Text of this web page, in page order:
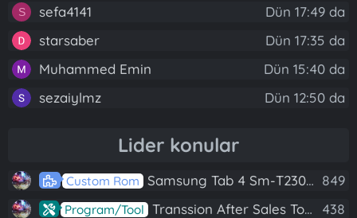
S sefa4141
Dün 17:49 da
starsaber
Dün 17:35 da
Muhammed Emin
Dün 15:40 da
sezaiylmz
Dün 12:50 da
Lider konular
Custom Rom Samsung Tab 4 Sm-T230 Android 7.1 Stabil Eba Destekli Yazılım 849
Program/Tool Transsion After Sales Tool V1.5.1 Full (Tüm Mtk Işlemcili Cihazları Meta Moda Alma) 438